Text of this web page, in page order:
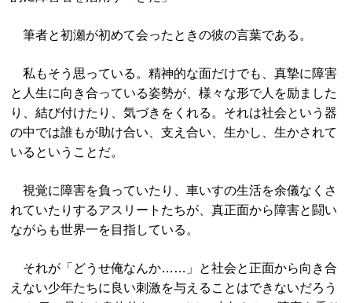
筆者と初瀬が初めて会ったときの彼の言葉である。
私もそう思っている。精神的な面だけでも、真摯に障害
と人生に向き合っている姿勢が、様々な形で人を励ました
り、結び付けたり、気づきをくれる。それは社会という器
の中では誰もが助け合い、支え合い、生かし、生かされて
いるということだ。
視覚に障害を負っていたり、車いすの生活を余儀なくさ
れていたりするアスリートたちが、真正面から障害と闘い
ながらも世界一を目指している。
それが「どうせ俺なんか……」と社会と正面から向き合
えない少年たちに良い刺激を与えることはできないだろう